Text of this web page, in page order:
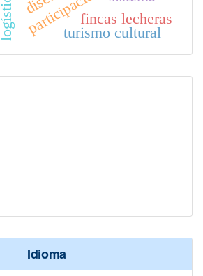
logística turismo cultural
fincas lecheras
Idioma